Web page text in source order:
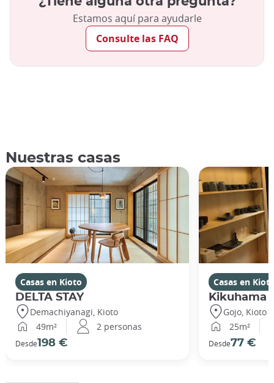
Estamos aquí para ayudarle
Consulte las FAQ
Nuestras casas
Casas en Kioto
DELTA STAY
Demachiyanagi, Kioto
49m²
2 personas
Desde198 €
Casas en
Kikuhama
Gojo, Kioto
25m²
Desde77 €